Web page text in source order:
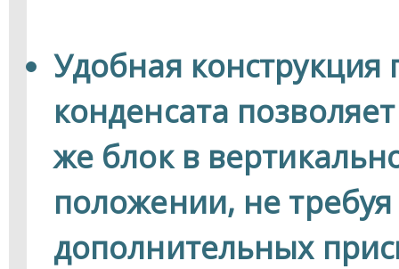
Удобная конструкция
конденсата
же блок в
положении, не
дополнительных